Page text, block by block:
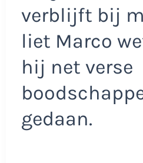
verblijft bij
liet Marco
hij net verse
gedaan.